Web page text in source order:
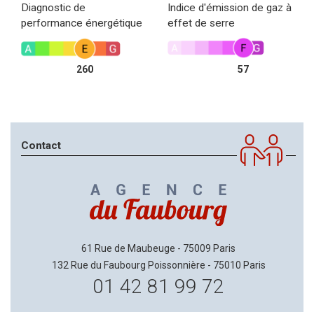
Diagnostic de
performance énergétique
260
Indice d'émission de gaz à
effet de serre
57
Contact
61 Rue de Maubeuge - 75009 Paris
132 Rue du Faubourg Poissonnière - 75010 Paris
01 42 81 99 72